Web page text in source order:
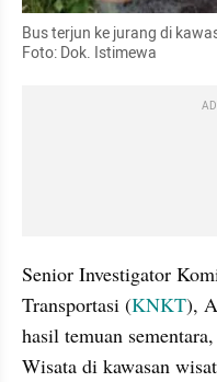
Bus terjun ke jurang di
Foto: Dok. Istimewa
Senior Investigator
Transportasi (KNKT),
hasil temuan
Wisata di kawasan